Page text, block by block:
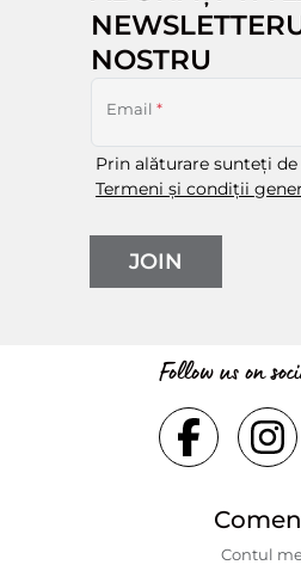
NOSTRU
Email *
Prin alăturare sunteți
Termeni și condiții
JOIN
Follow us on
Contul